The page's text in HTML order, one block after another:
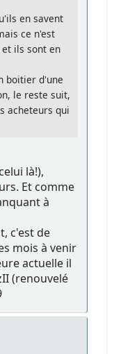
en savent
ce n'est
ils sont en
boitier d'une
le reste suit,
acheteurs qui
là!),
Et comme
à
c'est de
mois à venir
actuelle il
(renouvelé